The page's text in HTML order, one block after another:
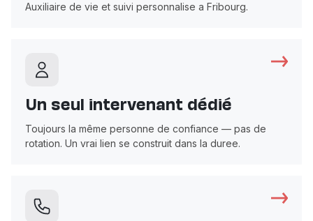
Auxiliaire de vie et suivi personnalise a Fribourg.
Un seul intervenant dédié
Toujours la même personne de confiance — pas de
rotation. Un vrai lien se construit dans la duree.